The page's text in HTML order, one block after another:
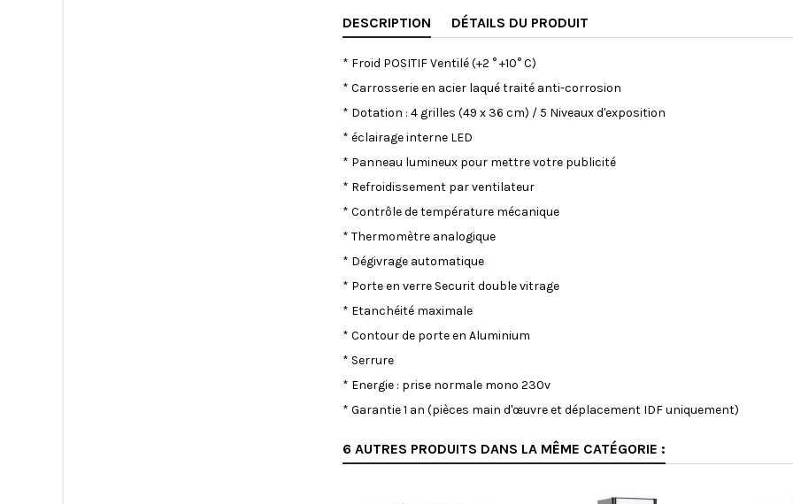
DESCRIPTION DÉTAILS DU PRODUIT
* Froid POSITIF Ventilé (+2 ° +10° C)
* Carrosserie en acier laqué traité anti-corrosion
* Dotation : 4 grilles (49 x 36 cm) / 5 Niveaux d'exposition
* éclairage interne LED
* Panneau lumineux pour mettre votre publicité
* Refroidissement par ventilateur
* Contrôle de température mécanique
* Thermomètre analogique
* Dégivrage automatique
* Porte en verre Securit double vitrage
* Etanchéité maximale
* Contour de porte en Aluminium
* Serrure
* Energie : prise normale mono 230v
* Garantie 1 an (pièces main d'œuvre et déplacement IDF uniquement)
6 AUTRES PRODUITS DANS LA MÊME CATÉGORIE :